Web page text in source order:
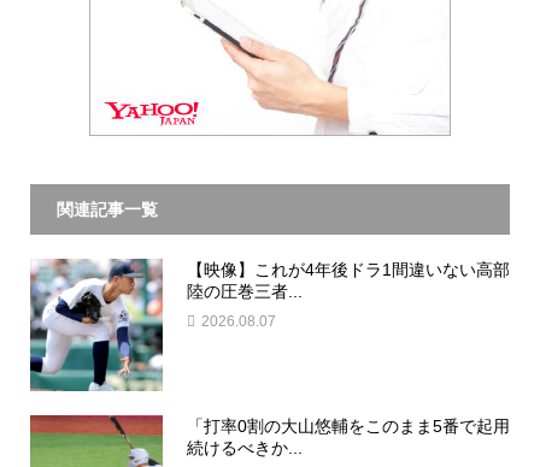
関連記事一覧
【映像】これが4年後ドラ1間違いない高部
陸の圧巻三者...
2026.08.07
「打率0割の大山悠輔をこのまま5番で起用
続けるべきか...